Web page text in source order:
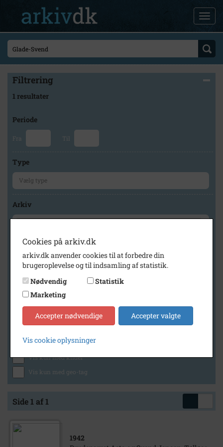
Filtrering
1 resultater
Periode
Fra Til
Type
Arkiv
Geografi
Generelt
Vis kun med billeder
Vis kun med lydklip
Vis kun med kilder
Vis kun med geo-tag
Side 1 af 1
1942
Cookies på arkiv.dk
arkiv.dk anvender cookies til at forbedre din
brugeroplevelse og til indsamling af statistik.
Nødvendig
Statistik
Marketing
Accepter nødvendige Accepter valgte
Vis cookie oplysninger